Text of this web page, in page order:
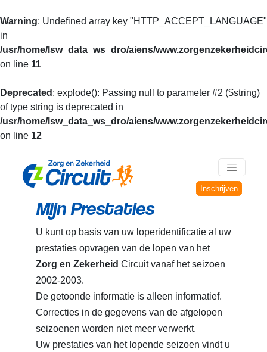
Warning: Undefined array key "HTTP_ACCEPT_LANGUAGE"
in
/usr/home/lsw_data_ws_dro/aiens/
on line 11
Deprecated : explode(): Passing null to parameter #2 ($string)
of type string is deprecated in
/usr/home/lsw_data_ws_dro/aiens/
on line 12
Inschrijven
Mijn Prestaties
U kunt op basis van uw loperidentificatie al uw
prestaties opvragen van de lopen van het
Zorg en Zekerheid Circuit vanaf het seizoen
2002-2003.
De getoonde informatie is alleen informatief.
Correcties in de gegevens van de afgelopen
seizoenen worden niet meer verwerkt.
Uw prestaties van het lopende seizoen vindt u